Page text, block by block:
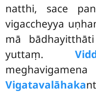
natthi, sace
vigaccheyya
mā
yuttaṃ.
Vigatavalāhaka